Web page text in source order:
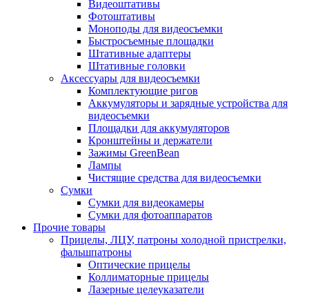
Видеоштативы
Фотоштативы
Моноподы для видеосъемки
Быстросъемные площадки
Штативные адаптеры
Штативные головки
Аксессуары для видеосъемки
Комплектующие ригов
Аккумуляторы и зарядные устройства для
видеосъемки
Площадки для аккумуляторов
Кронштейны и держатели
Зажимы GreenBean
Лампы
Чистящие средства для видеосъемки
Сумки
Сумки для видеокамеры
Сумки для фотоаппаратов
Прочие товары
Прицелы, ЛЦУ, патроны холодной пристрелки,
фальшпатроны
Оптические прицелы
Коллиматорные прицелы
Лазерные целеуказатели